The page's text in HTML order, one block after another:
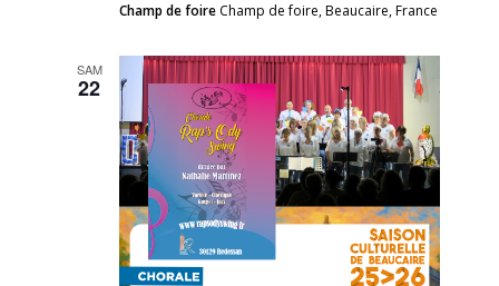
Champ de foire Champ de foire, Beaucaire, France
SAM
22